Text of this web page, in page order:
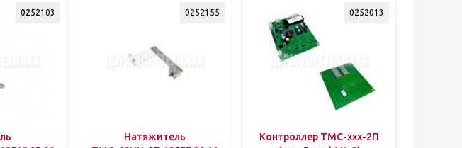
0252103 0252155
Натяжитель
0252013
Контроллер ТМС-ххх-2П